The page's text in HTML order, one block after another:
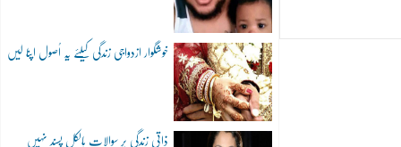
خوشگوار ازدواجی زندگی کیلئے یہ اُصول اپنا لیں
ذاتی زندگی پر سوالات بالکل پسند نہیں